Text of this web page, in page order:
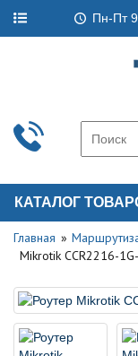
Пн-Пт
КАТАЛОГ
Главная
Mikrotik CCR2216-